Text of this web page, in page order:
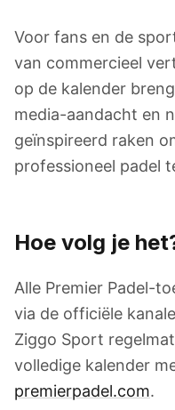
Voor fans en de
van commercieel
op de kalender
media-aandacht en
geïnspireerd raken
professioneel padel
Hoe volg je
Alle Premier Padel-
via de officiële
Ziggo Sport
volledige kalender
premierpadel.com.